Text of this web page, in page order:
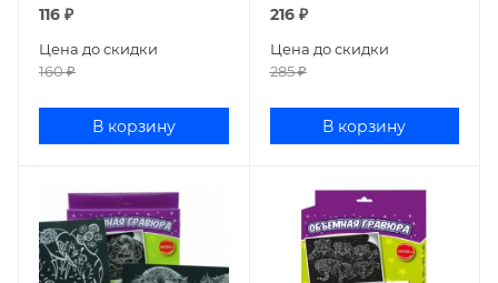
116 ₽
Цена до скидки
160₽
В корзину
216₽
Цена до скидки
285₽
В корзину